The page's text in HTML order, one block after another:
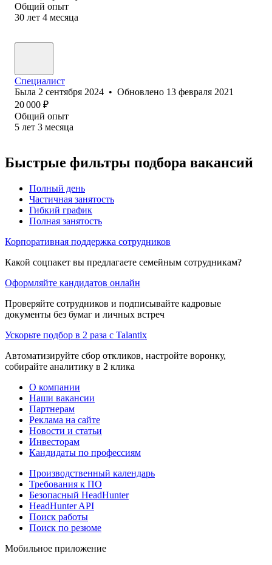
Общий опыт
30 лет 4 месяца
Специалист
Была 2 сентября 2024 • Обновлено 13 февраля 2021
20 000 ₽
Общий опыт
5 лет 3 месяца
Быстрые фильтры подбора вакансий
Полный день
Частичная занятость
Гибкий график
Полная занятость
Корпоративная поддержка сотрудников
Какой соцпакет вы предлагаете семейным сотрудникам?
Оформляйте кандидатов онлайн
Проверяйте сотрудников и подписывайте кадровые
документы без бумаг и личных встреч
Ускорьте подбор в 2 раза с Talantix
Автоматизируйте сбор откликов, настройте воронку,
собирайте аналитику в 2 клика
О компании
Наши вакансии
Партнерам
Реклама на сайте
Новости и статьи
Инвесторам
Кандидаты по профессиям
Производственный календарь
Требования к ПО
Безопасный HeadHunter
HeadHunter API
Поиск работы
Поиск по резюме
Мобильное приложение